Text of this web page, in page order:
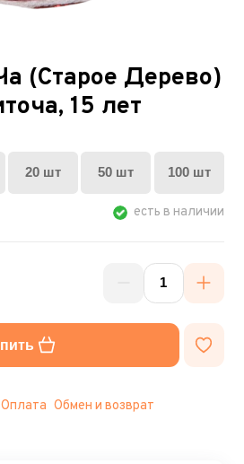
(Старое Дерево)
15 лет
20 шт 50 шт 100 шт
есть в наличии
Оплата Обмен и возврат